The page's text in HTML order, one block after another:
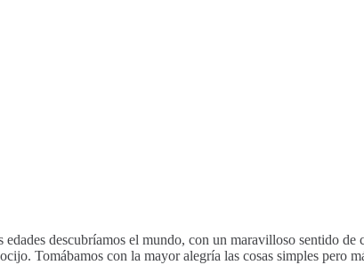
descubríamos el mundo, con un maravilloso sentido
Tomábamos con la mayor alegría las cosas simples pero